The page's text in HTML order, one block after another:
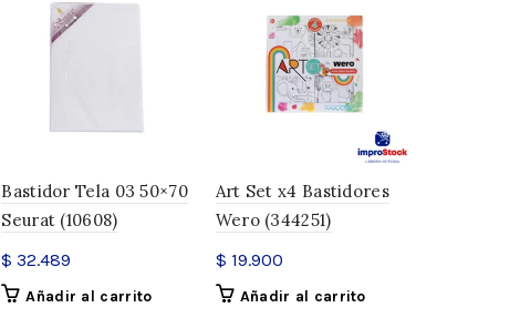
x1, x1
Bastidor Tela 03 50×70
Seurat (10608)
$ 32.489
Añadir al carrito
Art Set x4 Bastidores
Wero (344251)
$ 19.900
Añadir al carrito